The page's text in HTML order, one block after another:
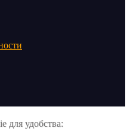
для удобства: